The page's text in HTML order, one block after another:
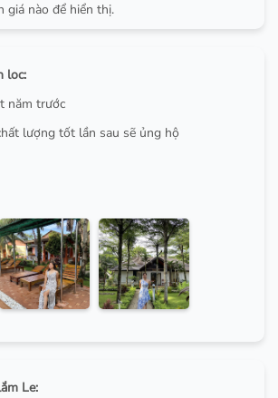
giá nào để hiển thị.
loc:
năm trước
lượng tốt lần sau sẽ ủng hộ
Le: